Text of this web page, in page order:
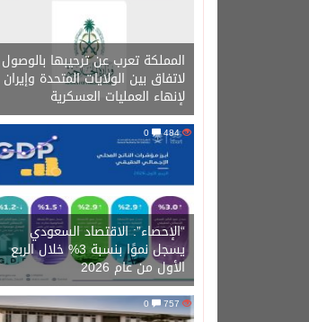
المملكة تعرب عن ترحيبها بالوصول
لاتفاق بين الولايات المتحدة وإيران
لإنهاء العمليات العسكرية
484
“الإحصاء”: الاقتصاد السعودي
يسجل نموًا بنسبة 3% خلال الربع
الأول من عام 2026
757
0